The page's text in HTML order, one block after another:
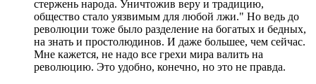
стержень народа. Уничтожив веру и традицию,
общество стало уязвимым для любой лжи." Но ведь до
революции тоже было разделение на богатых и бедных,
на знать и простолюдинов. И даже большее, чем сейчас.
Мне кажется, не надо все грехи мира валить на
революцию. Это удобно, конечно, но это не правда.